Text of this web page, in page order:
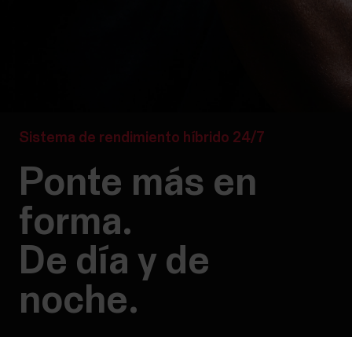
Sistema de rendimiento híbrido 24/7
Ponte más en
forma.
De día y de
noche.